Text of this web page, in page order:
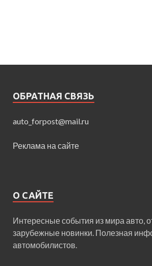
ОБРАТНАЯ СВЯЗЬ
auto_forpost@mail.ru
Реклама на сайте
О САЙТЕ
Интересные события из мира авто,
зарубежные новинки. Полезная
автомобилистов.